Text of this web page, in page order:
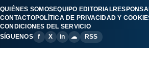
QUIÉNES SOMOSEQUIPO EDITORIAL
CONTACTOPOLÍTICA DE PRIVACIDAD Y
CONDICIONES DEL SERVICIO
SÍGUENOS
f X in ☁ RSS